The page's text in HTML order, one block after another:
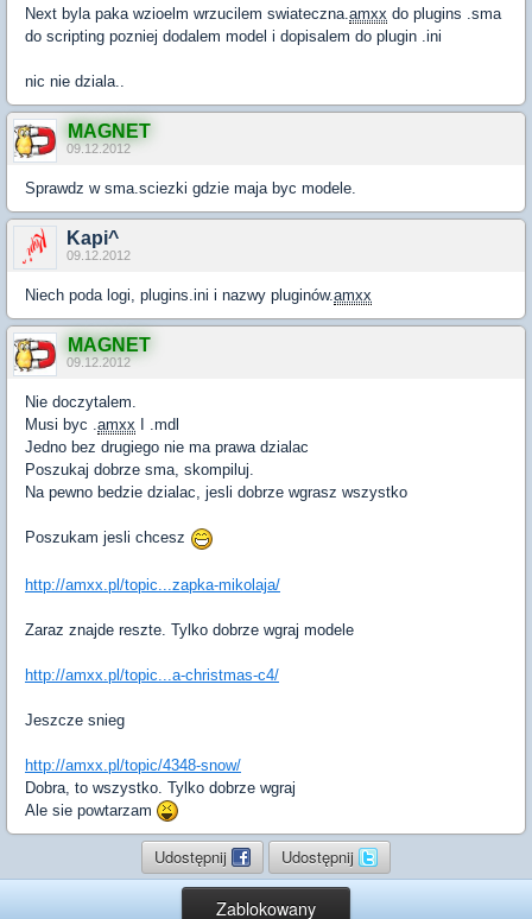
Next byla paka wzioelm wrzucilem swiateczna.amxx do plugins .sma
do scripting pozniej dodalem model i dopisalem do plugin .ini
nic nie dziala..
MAGNET
09.12.2012
Sprawdz w sma.sciezki gdzie maja byc modele.
Kapi^
09.12.2012
Niech poda logi, plugins.ini i nazwy pluginów.amxx
MAGNET
09.12.2012
Nie doczytalem.
Musi byc .amxx I .mdl
Jedno bez drugiego nie ma prawa dzialac
Poszukaj dobrze sma, skompiluj.
Na pewno bedzie dzialac, jesli dobrze wgrasz wszystko
Poszukam jesli chcesz
http://amxx.pl/topic...zapka-mikolaja/
Zaraz znajde reszte. Tylko dobrze wgraj modele
http://amxx.pl/topic...a-christmas-c4/
Jeszcze snieg
http://amxx.pl/topic/4348-snow/
Dobra, to wszystko. Tylko dobrze wgraj
Ale sie powtarzam
Udostępnij Udostępnij
Zablokowany